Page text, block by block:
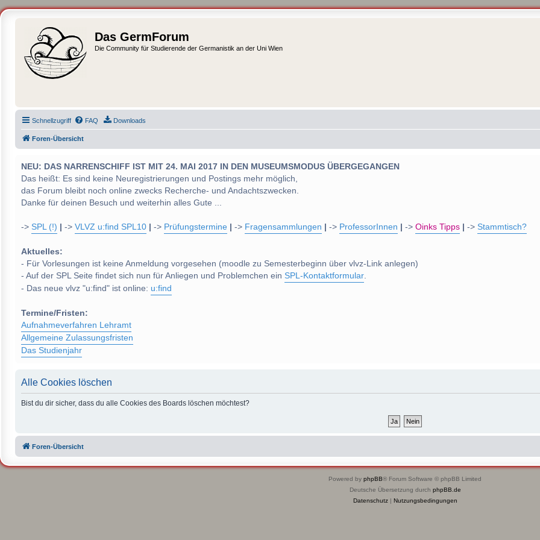
Das GermForum
Die Community für Studierende der Germanistik an der Uni Wien
Schnellzugriff FAQ Downloads
Foren-Übersicht
NEU: DAS NARRENSCHIFF IST MIT 24. MAI 2017 IN DEN MUSEUMSMODUS ÜBERGEGANGEN
Das heißt: Es sind keine Neuregistrierungen und Postings mehr möglich,
das Forum bleibt noch online zwecks Recherche- und Andachtszwecken.
Danke für deinen Besuch und weiterhin alles Gute ...
-> SPL (!) -> VLVZ u:find SPL10 -> Prüfungstermine -> Fragensammlungen -> ProfessorInnen -> Oinks Tipps -> Stammtisch?
Aktuelles:
- Für Vorlesungen ist keine Anmeldung vorgesehen (moodle zu Semesterbeginn über vlvz-Link anlegen)
- Auf der SPL Seite findet sich nun für Anliegen und Problemchen ein SPL-Kontaktformular.
- Das neue vlvz "u:find" ist online: u:find
Termine/Fristen:
Aufnahmeverfahren Lehramt
Allgemeine Zulassungsfristen
Das Studienjahr
Alle Cookies löschen
Bist du dir sicher, dass du alle Cookies des Boards löschen möchtest?
Foren-Übersicht
Powered by phpBB® Forum Software © phpBB Limited
Deutsche Übersetzung durch phpBB.de
Datenschutz| Nutzungsbedingungen